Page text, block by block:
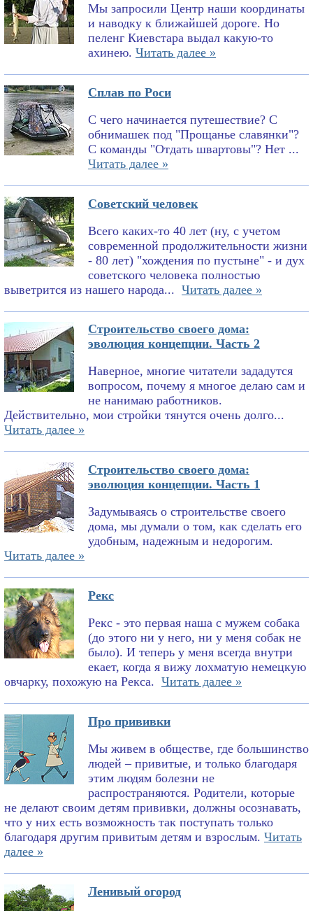
Мы запросили Центр наши координаты
и наводку к ближайшей дороге. Но
пеленг Киевстара выдал какую-то
ахинею. Читать далее »
Сплав по Роси
С чего начинается путешествие? С
обнимашек под "Прощанье славянки"?
С команды "Отдать швартовы"? Нет ...
Читать далее »
Советский человек
Всего каких-то 40 лет (ну, с учетом
современной продолжительности жизни
- 80 лет) "хождения по пустыне" - и дух
советского человека полностью
выветрится из нашего народа... Читать далее »
Строительство своего дома:
эволюция концепции. Часть 2
Наверное, многие читатели зададутся
вопросом, почему я многое делаю сам и
не нанимаю работников.
Действительно, мои стройки тянутся очень долго...
Читать далее »
Строительство своего дома:
эволюция концепции. Часть 1
Задумываясь о строительстве своего
дома, мы думали о том, как сделать его
удобным, надежным и недорогим.
Читать далее »
Рекс
Рекс - это первая наша с мужем собака
(до этого ни у него, ни у меня собак не
было). И теперь у меня всегда внутри
екает, когда я вижу лохматую немецкую
овчарку, похожую на Рекса. Читать далее »
Про прививки
Мы живем в обществе, где большинство
людей – привитые, и только благодаря
этим людям болезни не
распространяются. Родители, которые
не делают своим детям прививки, должны осознавать,
что у них есть возможность так поступать только
благодаря другим привитым детям и взрослым. Читать
далее »
Ленивый огород